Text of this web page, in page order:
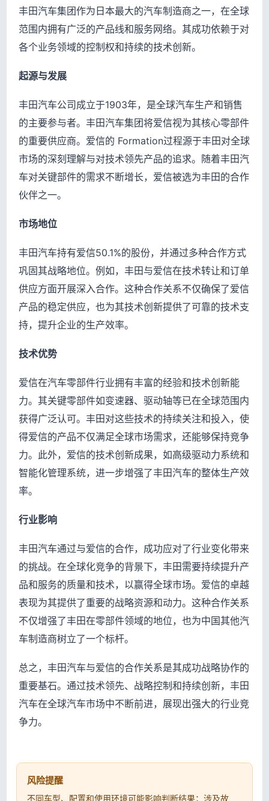
丰田汽车集团作为日本最大的汽车制造商之一，在全球
范围内拥有广泛的产品线和服务网络。其成功依赖于对
各个业务领域的控制权和持续的技术创新。
起源与发展
丰田汽车公司成立于1903年，是全球汽车生产和销售
的主要参与者。丰田汽车集团将爱信视为其核心零部件
的重要供应商。爱信的 Formation过程源于丰田对全球
市场的深刻理解与对技术领先产品的追求。随着丰田汽
车对关键部件的需求不断增长，爱信被选为丰田的合作
伙伴之一。
市场地位
丰田汽车持有爱信50.1%的股份，并通过多种合作方式
巩固其战略地位。例如，丰田与爱信在技术转让和订单
供应方面开展深入合作。这种合作关系不仅确保了爱信
产品的稳定供应，也为其技术创新提供了可靠的技术支
持，提升企业的生产效率。
技术优势
爱信在汽车零部件行业拥有丰富的经验和技术创新能
力。其关键零部件如变速器、驱动轴等已在全球范围内
获得广泛认可。丰田对这些技术的持续关注和投入，使
得爱信的产品不仅满足全球市场需求，还能够保持竞争
力。此外，爱信的技术创新成果，如高级驱动力系统和
智能化管理系统，进一步增强了丰田汽车的整体生产效
率。
行业影响
丰田汽车通过与爱信的合作，成功应对了行业变化带来
的挑战。在全球化竞争的背景下，丰田需要持续提升产
品和服务的质量和技术，以赢得全球市场。爱信的卓越
表现为其提供了重要的战略资源和动力。这种合作关系
不仅增强了丰田在零部件领域的地位，也为中国其他汽
车制造商树立了一个标杆。
总之，丰田汽车与爱信的合作关系是其成功战略协作的
重要基石。通过技术领先、战略控制和持续创新，丰田
汽车在全球汽车市场中不断前进，展现出强大的行业竞
争力。
风险提醒
不同车型、配置和使用环境可能影响判断结果；涉及故